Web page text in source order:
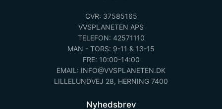
CVR: 37585165
VVSPLANETEN APS
TELEFON: 42571110
MAN - TORS: 9-11 & 13-15
FRE: 10:00-14:00
EMAIL: INFO@VVSPLANETEN.DK
LILLELUNDVEJ 28, HERNING 7400
Nyhedsbrev